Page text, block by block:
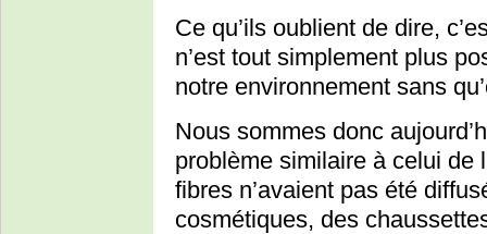
Ce qu’ils oublient de dire,
n’est tout simplement plus
notre environnement sans
Nous sommes donc
problème similaire à celui de
fibres n’avaient pas été
cosmétiques, des